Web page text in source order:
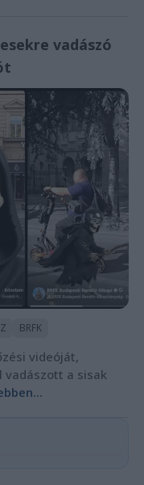
vadászó
BRFK
videóját,
vadászott a sisak